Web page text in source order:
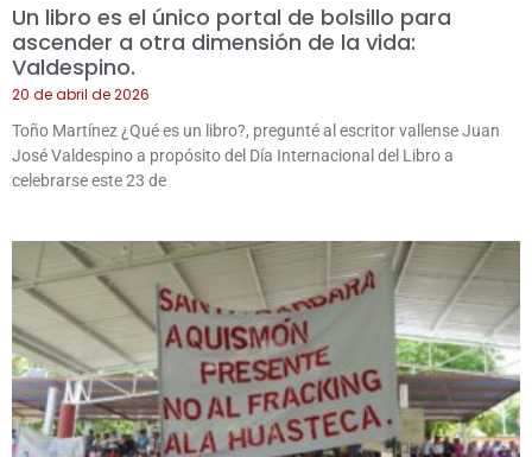
Un libro es el único portal de bolsillo para
ascender a otra dimensión de la vida:
Valdespino.
20 de abril de 2026
Toño Martínez ¿Qué es un libro?, pregunté al escritor vallense Juan
José Valdespino a propósito del Día Internacional del Libro a
celebrarse este 23 de